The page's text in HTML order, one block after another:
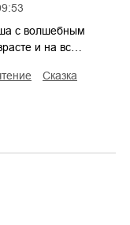
с волшебным
и на вс…
сказка